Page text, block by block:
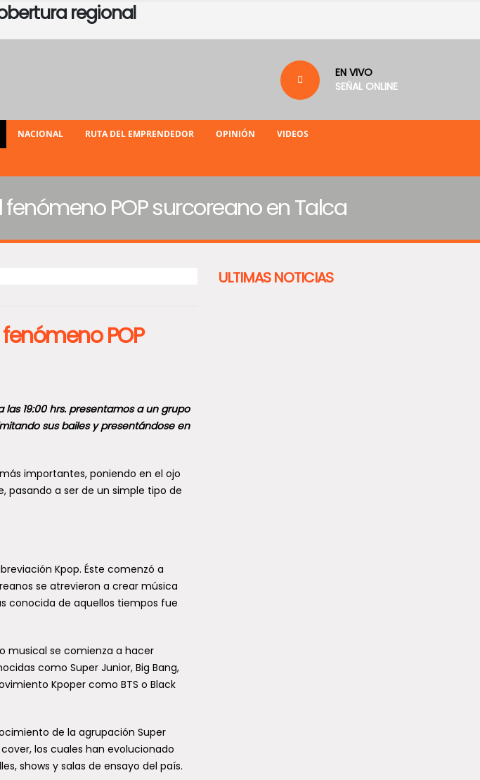
regional
EN VIVO
SEÑAL ONLINE
NACIONAL RUTA DEL EMPRENDEDOR OPINIÓN VIDEOS
fenómeno POP surcoreano en Talca
POP
19:00 hrs. presentamos a un grupo
sus bailes y presentándose en
importantes, poniendo en el ojo
pasando a ser de un simple tipo de
Kpop. Éste comenzó a
se atrevieron a crear música
conocida de aquellos tiempos fue
musical se comienza a hacer
como Super Junior, Big Bang,
Kpoper como BTS o Black
de la agrupación Super
los cuales han evolucionado
shows y salas de ensayo del país.
ULTIMAS NOTICIAS